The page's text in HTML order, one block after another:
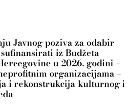
Javnog poziva za odabir
iz Budžeta
u 2026. godini –
organizacijama –
i rekonstrukcija kulturnog i